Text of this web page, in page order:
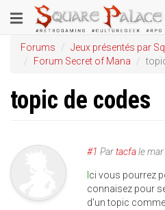
au
contenu
principal
Toggle
navigation
Forums
Jeux présentés par
Forum Secret of Mana
topic de codes
#1 Partacfale
ci vous pourrez
connaisez pour
d'un topic comme